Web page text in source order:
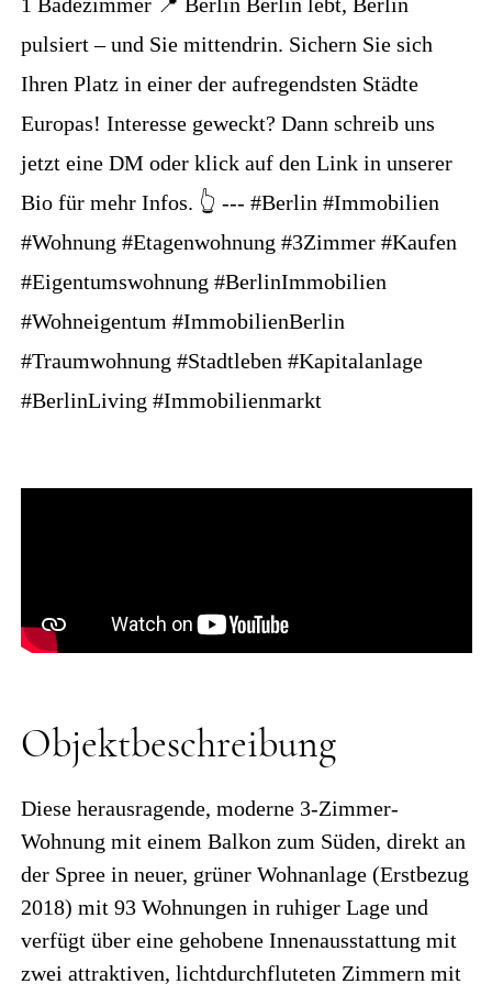
pulsiert – und Sie mittendrin. Sichern Sie sich
Ihren Platz in einer der aufregendsten Städte
Europas! Interesse geweckt? Dann schreib uns
jetzt eine DM oder klick auf den Link in unserer
Bio für mehr Infos. 👆 --- #Berlin #Immobilien
#Wohnung #Etagenwohnung #3Zimmer #Kaufen
#Eigentumswohnung #BerlinImmobilien
#Wohneigentum #ImmobilienBerlin
#Traumwohnung #Stadtleben #Kapitalanlage
#BerlinLiving #Immobilienmarkt
Objektbeschreibung
Diese herausragende, moderne 3-Zimmer-
Wohnung mit einem Balkon zum Süden, direkt an
der Spree in neuer, grüner Wohnanlage (Erstbezug
2018) mit 93 Wohnungen in ruhiger Lage und
verfügt über eine gehobene Innenausstattung mit
zwei attraktiven, lichtdurchfluteten Zimmern mit